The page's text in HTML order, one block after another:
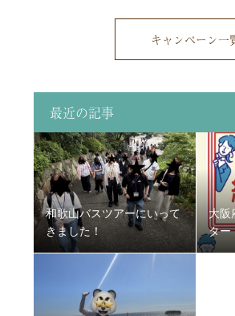
キャンペーン一
最近の記事
和歌山バスツアーにいって
きました！
大阪
ター